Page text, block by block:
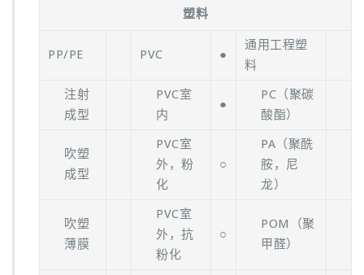
塑料
PP/PE PVC ●
通用工程塑
料
注射
成型
PVC室
内
●
PC（聚碳
酸酯）
吹塑
成型
PVC室
外，粉
化
○
PA（聚酰
胺，尼
龙）
吹塑
薄膜
PVC室
外，抗
粉化
○
POM（聚
甲醛）